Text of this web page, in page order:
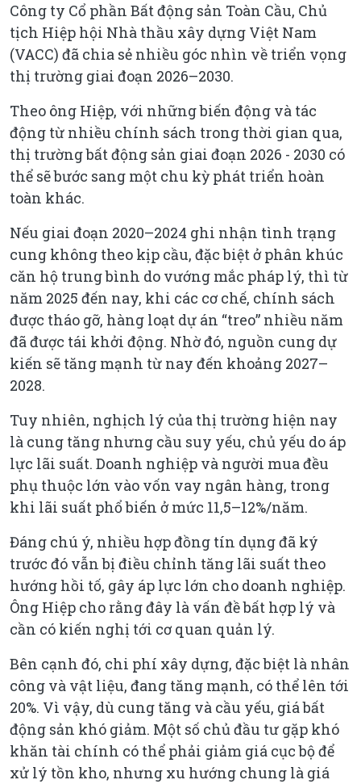
Công ty Cổ phần Bất động sản Toàn Cầu, Chủ
tịch Hiệp hội Nhà thầu xây dựng Việt Nam
(VACC) đã chia sẻ nhiều góc nhìn về triển vọng
thị trường giai đoạn 2026–2030.
Theo ông Hiệp, với những biến động và tác
động từ nhiều chính sách trong thời gian qua,
thị trường bất động sản giai đoạn 2026 - 2030 có
thể sẽ bước sang một chu kỳ phát triển hoàn
toàn khác.
Nếu giai đoạn 2020–2024 ghi nhận tình trạng
cung không theo kịp cầu, đặc biệt ở phân khúc
căn hộ trung bình do vướng mắc pháp lý, thì từ
năm 2025 đến nay, khi các cơ chế, chính sách
được tháo gỡ, hàng loạt dự án “treo” nhiều năm
đã được tái khởi động. Nhờ đó, nguồn cung dự
kiến sẽ tăng mạnh từ nay đến khoảng 2027–
2028.
Tuy nhiên, nghịch lý của thị trường hiện nay
là cung tăng nhưng cầu suy yếu, chủ yếu do áp
lực lãi suất. Doanh nghiệp và người mua đều
phụ thuộc lớn vào vốn vay ngân hàng, trong
khi lãi suất phổ biến ở mức 11,5–12%/năm.
Đáng chú ý, nhiều hợp đồng tín dụng đã ký
trước đó vẫn bị điều chỉnh tăng lãi suất theo
hướng hồi tố, gây áp lực lớn cho doanh nghiệp.
Ông Hiệp cho rằng đây là vấn đề bất hợp lý và
cần có kiến nghị tới cơ quan quản lý.
Bên cạnh đó, chi phí xây dựng, đặc biệt là nhân
công và vật liệu, đang tăng mạnh, có thể lên tới
20%. Vì vậy, dù cung tăng và cầu yếu, giá bất
động sản khó giảm. Một số chủ đầu tư gặp khó
khăn tài chính có thể phải giảm giá cục bộ để
xử lý tồn kho, nhưng xu hướng chung là giá